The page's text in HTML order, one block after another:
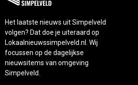
Het laatste nieuws uit Simpelveld
volgen? Dat doe je uiteraard op
Lokaalnieuwssimpelveld.nl. Wij
focussen op de dagelijkse
nieuwsitems van omgeving
Simpelveld.